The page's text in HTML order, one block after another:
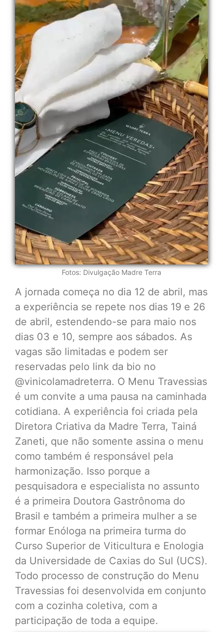
Fotos: Divulgação Madre Terra
A jornada começa no dia 12 de abril, mas
a experiência se repete nos dias 19 e 26
de abril, estendendo-se para maio nos
dias 03 e 10, sempre aos sábados. As
vagas são limitadas e podem ser
reservadas pelo link da bio no
@vinicolamadreterra. O Menu Travessias
é um convite a uma pausa na caminhada
cotidiana. A experiência foi criada pela
Diretora Criativa da Madre Terra, Tainá
Zaneti, que não somente assina o menu
como também é responsável pela
harmonização. Isso porque a
pesquisadora e especialista no assunto
é a primeira Doutora Gastrônoma do
Brasil e também a primeira mulher a se
formar Enóloga na primeira turma do
Curso Superior de Viticultura e Enologia
da Universidade de Caxias do Sul (UCS).
Todo processo de construção do Menu
Travessias foi desenvolvida em conjunto
com a cozinha coletiva, com a
participação de toda a equipe.